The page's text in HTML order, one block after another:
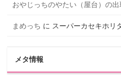
おやじっちのやたい（屋台）の出
まめっち に スーパーカセキホリ
メタ情報